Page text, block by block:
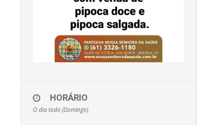
HORÁRIO
O dia todo (Domingo)